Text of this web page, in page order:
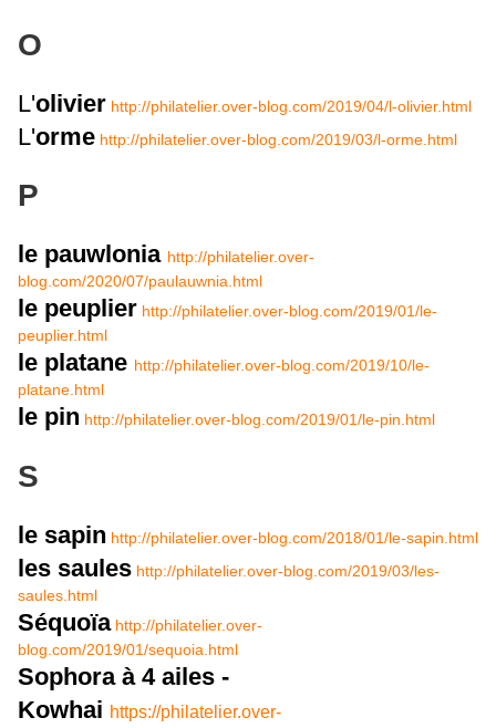
O
L'olivier http://philatelier.over-blog.com/2019/04/l-olivier.html
L'orme http://philatelier.over-blog.com/2019/03/l-orme.html
P
le pauwlonia http://philatelier.over-
blog.com/2020/07/paulauwnia.html
le peuplier http://philatelier.over-blog.com/2019/01/le-
peuplier.html
le platane http://philatelier.over-blog.com/2019/10/le-
platane.html
le pin http://philatelier.over-blog.com/2019/01/le-pin.html
S
le sapin http://philatelier.over-blog.com/2018/01/le-sapin.html
les saules http://philatelier.over-blog.com/2019/03/les-
saules.html
Séquoïa http://philatelier.over-
blog.com/2019/01/sequoia.html
Sophora à 4 ailes -
Kowhai https://philatelier.over-